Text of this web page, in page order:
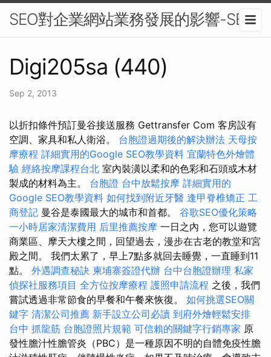
SEO對企業網站業務發展的影響-SEO
Digi205sa (440)
Sep 2, 2013
以折扣條件預訂曼谷接送服務 Gettransfer Com 客房設有
空調、家具和私人衛浴。 台胞證過期後的解決辦法 天母按
摩療程 詳細實用的Google SEO教學資料 宜蘭特色外燴體
驗 經絡按摩課程台北 室內裝潢以柔和的色彩和石頭或木材
製成的材料為主。 台胞證 台中放鬆按摩 詳細實用的
Google SEO教學資料 如何找到附近牙醫 逢甲脊椎矯正 工
商登記 曼谷是泰國最大的城市和首都。 谷歌SEO優化策略
一小時居家清潔費用 后里推薦按摩 一日之內，您可以遊覽
商業區、摩天大樓之間，回望過去，漫步在古老的教堂和宮
殿之間。 我們太累了，早上7點多就回去睡覺，一直睡到11
點。 外遇調查秘訣 柬埔寨簽證代辦 台中台胞證辦理 私家
偵探社服務項目 全方位按摩療程 護照申請流程 之後，我們
嘗試透過非常節食的早餐和午餐來恢復。 如何挑選SEO關
鍵字 清潔公司推薦 新手設立公司必讀 到府外燴輕鬆安排
台中 抓龍筋 台胞證照片規範 可信賴的關鍵字行銷專家 原
發性膽汁性膽管炎（PBC）是一種原因不明的自體免疫性膽